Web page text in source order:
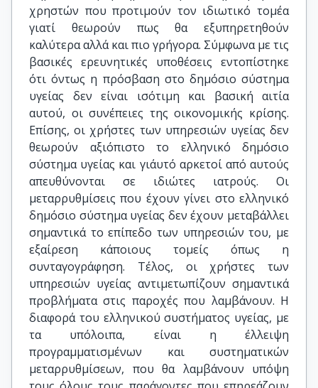
χρηστών που προτιμούν τον ιδιωτικό τομέα
γιατί θεωρούν πως θα εξυπηρετηθούν
καλύτερα αλλά και πιο γρήγορα. Σύμφωνα με τις
βασικές ερευνητικές υποθέσεις εντοπίστηκε
ότι όντως η πρόσβαση στο δημόσιο σύστημα
υγείας δεν είναι ισότιμη και βασική αιτία
αυτού, οι συνέπειες της οικονομικής κρίσης.
Επίσης, οι χρήστες των υπηρεσιών υγείας δεν
θεωρούν αξιόπιστο το ελληνικό δημόσιο
σύστημα υγείας και γι΄αυτό αρκετοί από αυτούς
απευθύνονται σε ιδιώτες ιατρούς. Οι
μεταρρυθμίσεις που έχουν γίνει στο ελληνικό
δημόσιο σύστημα υγείας δεν έχουν μεταβάλλει
σημαντικά το επίπεδο των υπηρεσιών του, με
εξαίρεση κάποιους τομείς όπως η
συνταγογράφηση. Τέλος, οι χρήστες των
υπηρεσιών υγείας αντιμετωπίζουν σημαντικά
προβλήματα στις παροχές που λαμβάνουν. Η
διαφορά του ελληνικού συστήματος υγείας, με
τα υπόλοιπα, είναι η έλλειψη
προγραμματισμένων και συστηματικών
μεταρρυθμίσεων, που θα λαμβάνουν υπόψη